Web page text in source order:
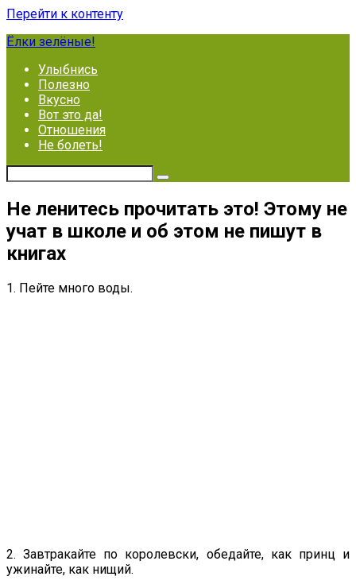
Перейти к контенту
Ёлки зелёные!
Улыбнись
Полезно
Вкусно
Вот это да!
Отношения
Не болеть!
Не ленитесь прочитать это! Этому не
учат в школе и об этом не пишут в
книгах
1. Пейте много воды.
2. Завтракайте по королевски, обедайте, как принц и
ужинайте, как нищий.